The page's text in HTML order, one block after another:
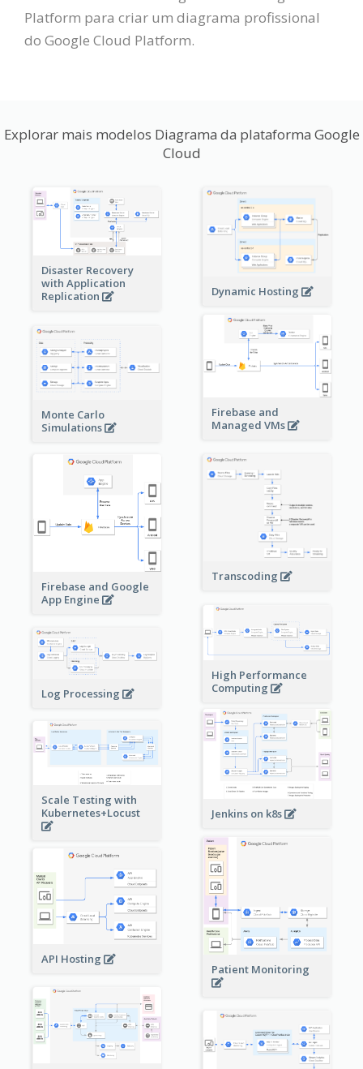
Platform para criar um diagrama profissional
do Google Cloud Platform.
Explorar mais modelos Diagrama da plataforma Google
Cloud
Disaster Recovery
with Application
Replication
Dynamic Hosting
Firebase and
Managed VMs
Monte Carlo
Simulations
Firebase and Google
App Engine
Transcoding
High Performance
Computing
Log Processing
Jenkins on k8s
Scale Testing with
Kubernetes+Locust
Patient Monitoring
API Hosting